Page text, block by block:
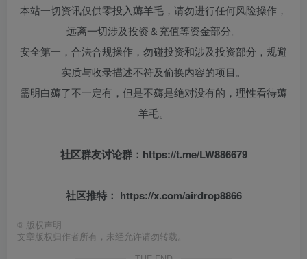
本站一切资讯仅供零投入薅羊毛，请勿进行任何风险操作，
远离一切涉及投资＆充值等资金部分。
安全第一，合法合规操作，勿碰投资和涉及投资部分，规避
实质与收录描述不符及偷换内容的项目。
需明白薅了不一定有，但是不薅是绝对没有的，理性看待薅
羊毛。
社区群友讨论群： https://t.me/LW886679
社区推特： https://x.com/airdrop8866
© 版权声明
文章版权归作者所有，未经允许请勿转载。